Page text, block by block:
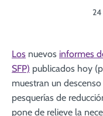
24
Los nuevos informes
SFP) publicados hoy
muestran un
pesquerías de
pone de relieve la